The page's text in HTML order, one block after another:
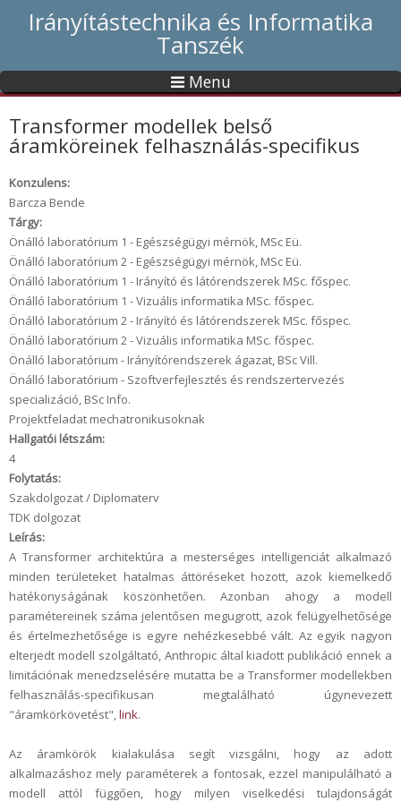
Irányítástechnika és Informatika
Tanszék
Menu
Transformer modellek belső
áramköreinek felhasználás-specifikus
Konzulens:
Barcza Bende
Tárgy:
Önálló laboratórium 1 - Egészségügyi mérnök, MSc Eü.
Önálló laboratórium 2 - Egészségügyi mérnök, MSc Eü.
Önálló laboratórium 1 - Irányító és látórendszerek MSc. főspec.
Önálló laboratórium 1 - Vizuális informatika MSc. főspec.
Önálló laboratórium 2 - Irányító és látórendszerek MSc. főspec.
Önálló laboratórium 2 - Vizuális informatika MSc. főspec.
Önálló laboratórium - Irányítórendszerek ágazat, BSc Vill.
Önálló laboratórium - Szoftverfejlesztés és rendszertervezés
specializáció, BSc Info.
Projektfeladat mechatronikusoknak
Hallgatói létszám:
4
Folytatás:
Szakdolgozat / Diplomaterv
TDK dolgozat
Leírás:
A Transformer architektúra a mesterséges intelligenciát alkalmazó
minden területeket hatalmas áttöréseket hozott, azok kiemelkedő
hatékonyságának köszönhetően. Azonban ahogy a modell
paramétereinek száma jelentősen megugrott, azok felügyelhetősége
és értelmezhetősége is egyre nehézkesebbé vált. Az egyik nagyon
elterjedt modell szolgáltató, Anthropic által kiadott publikáció ennek a
limitációnak menedzselésére mutatta be a Transformer modellekben
felhasználás-specifikusan megtalálható úgynevezett
"áramkörkövetést",link.
Az áramkörök kialakulása segít vizsgálni, hogy az adott
alkalmazáshoz mely paraméterek a fontosak, ezzel manipulálható a
modell attól függően, hogy milyen viselkedési tulajdonságát